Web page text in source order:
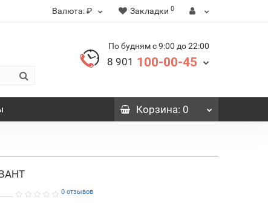
Валюта:₽ Закладки 0
По будням с 9:00 до 22:00
8 901 100-00-45
Корзина: 0
0 отзывов